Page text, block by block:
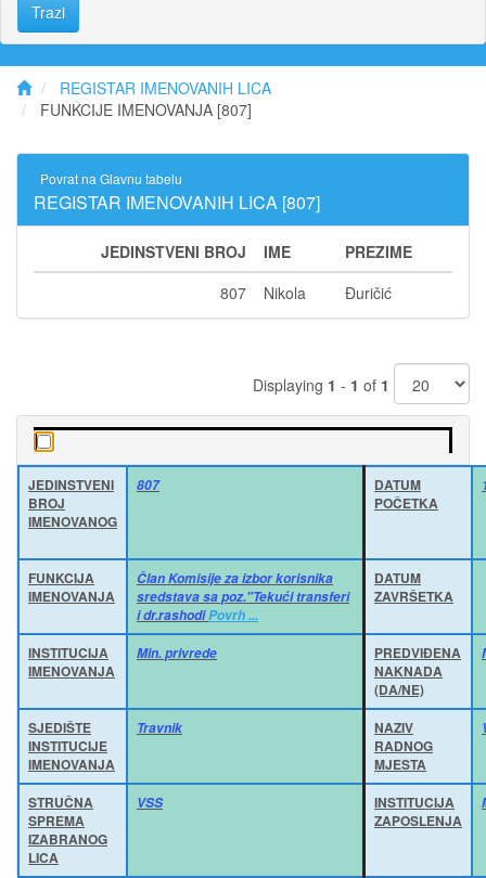
Trazi
REGISTAR IMENOVANIH LICA
FUNKCIJE IMENOVANJA [807]
Povrat na Glavnu tabelu
REGISTAR IMENOVANIH LICA [807]
JEDINSTVENI BROJ IME
PREZIME
807
Nikola Đuričić
Displaying 1 - 1 of 1
JEDINSTVENI
BROJ
IMENOVANOG
807
DATUM
POČETKA
FUNKCIJA
IMENOVANJA
Član Komisije za izbor korisnika
sredstava sa poz."Tekući transferi
i dr.rashodiPovrh ...
DATUM
ZAVRŠETKA
INSTITUCIJA
IMENOVANJA
Min. privrede
PREDVIĐENA
NAKNADA
(DA/NE)
SJEDIŠTE
INSTITUCIJE
IMENOVANJA
Travnik
NAZIV
RADNOG
MJESTA
STRUČNA
SPREMA
IZABRANOG
LICA
VSS
INSTITUCIJA
ZAPOSLENJA